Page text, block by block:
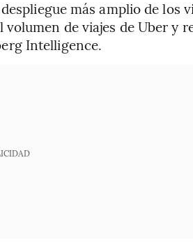
más amplio de los
de viajes de Uber y
Intelligence.